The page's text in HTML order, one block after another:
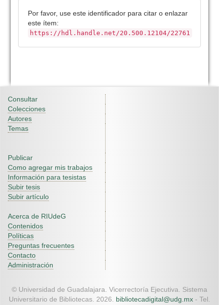
Por favor, use este identificador para citar o enlazar
este ítem:
https://hdl.handle.net/20.500.12104/22761
Consultar
Colecciones
Autores
Temas
Publicar
Como agregar mis trabajos
Información para tesistas
Subir tesis
Subir artículo
Acerca de RIUdeG
Contenidos
Políticas
Preguntas frecuentes
Contacto
Administración
© Universidad de Guadalajara. Vicerrectoría Ejecutiva. Sistema
Universitario de Bibliotecas. 2026. bibliotecadigital@udg.mx - Tel.